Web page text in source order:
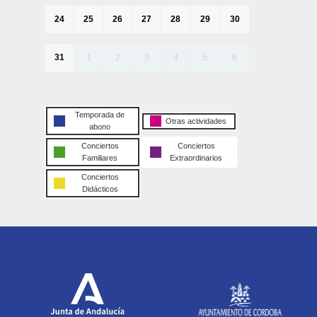
24 25 26 27 28 29 30
31 1 2 3 4 5 6
Temporada de
abono
Otras actividades
Conciertos
Familiares
Conciertos
Extraordinarios
Conciertos
Didácticos